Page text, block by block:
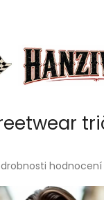
hodnocení